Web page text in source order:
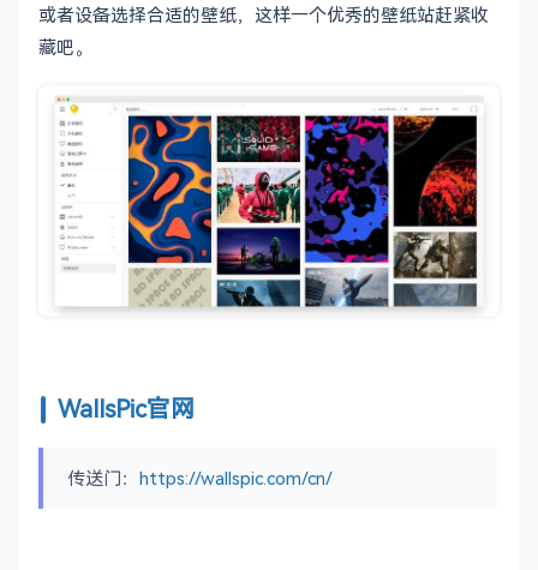
或者设备选择合适的壁纸，这样一个优秀的壁纸站赶紧收
藏吧。
WallsPic官网
传送门： https://wallspic.com/cn/